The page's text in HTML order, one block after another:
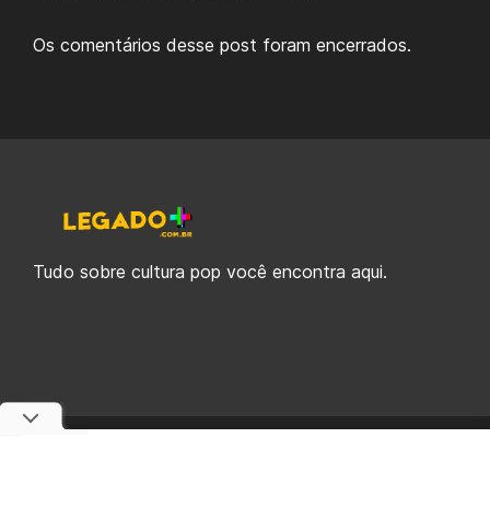
Os comentários desse post foram encerrados.
Tudo sobre cultura pop você encontra aqui.